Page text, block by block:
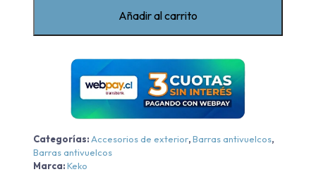
Changan
Hunter
2021-
2022
Añadir al carrito
Categorías:Accesorios de exterior,Barras antivuelcos,
Barras antivuelcos
Marca:Keko